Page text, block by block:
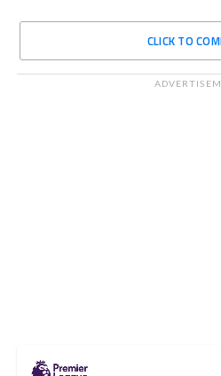
CLICK TO